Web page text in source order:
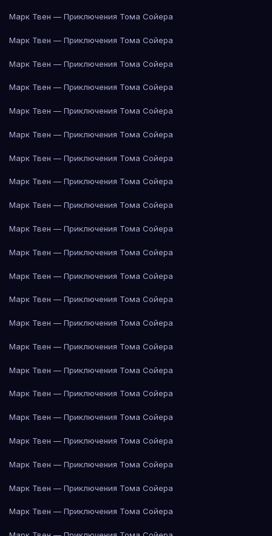
Марк Твен — Приключения Тома Сойера
Марк Твен — Приключения Тома Сойера
Марк Твен — Приключения Тома Сойера
Марк Твен — Приключения Тома Сойера
Марк Твен — Приключения Тома Сойера
Марк Твен — Приключения Тома Сойера
Марк Твен — Приключения Тома Сойера
Марк Твен — Приключения Тома Сойера
Марк Твен — Приключения Тома Сойера
Марк Твен — Приключения Тома Сойера
Марк Твен — Приключения Тома Сойера
Марк Твен — Приключения Тома Сойера
Марк Твен — Приключения Тома Сойера
Марк Твен — Приключения Тома Сойера
Марк Твен — Приключения Тома Сойера
Марк Твен — Приключения Тома Сойера
Марк Твен — Приключения Тома Сойера
Марк Твен — Приключения Тома Сойера
Марк Твен — Приключения Тома Сойера
Марк Твен — Приключения Тома Сойера
Марк Твен — Приключения Тома Сойера
Марк Твен — Приключения Тома Сойера